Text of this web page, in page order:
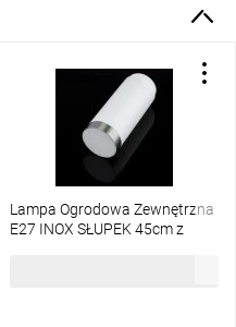
Lampa Ogrodowa Zewnętrzna
E27 INOX SŁUPEK 45cm z